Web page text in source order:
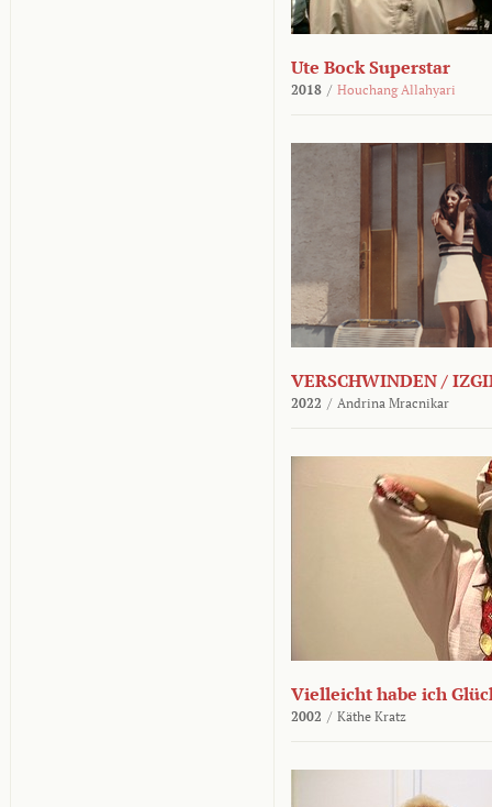
Ute Bock Superstar
2018 / Houchang Allahyari
VERSCHWINDEN /
2022 / Andrina Mracnikar
Vielleicht habe ich
2002 / Käthe Kratz